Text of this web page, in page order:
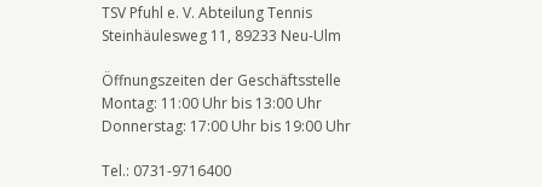
TSV Pfuhl e. V. Abteilung Tennis
Steinhäulesweg 11, 89233 Neu-Ulm
Öffnungszeiten der Geschäftsstelle
Montag: 11:00 Uhr bis 13:00 Uhr
Donnerstag: 17:00 Uhr bis 19:00 Uhr
Tel.: 0731-9716400